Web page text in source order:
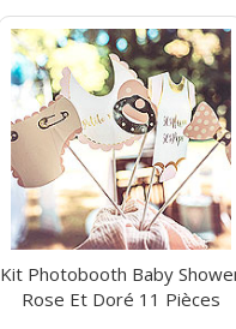
Kit Photobooth Baby
Rose Et Doré 11 Pièces